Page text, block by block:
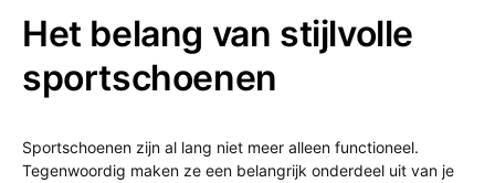
Het belang van stijlvolle
sportschoenen
Sportschoenen zijn al lang niet meer alleen functioneel.
Tegenwoordig maken ze een belangrijk onderdeel uit van je